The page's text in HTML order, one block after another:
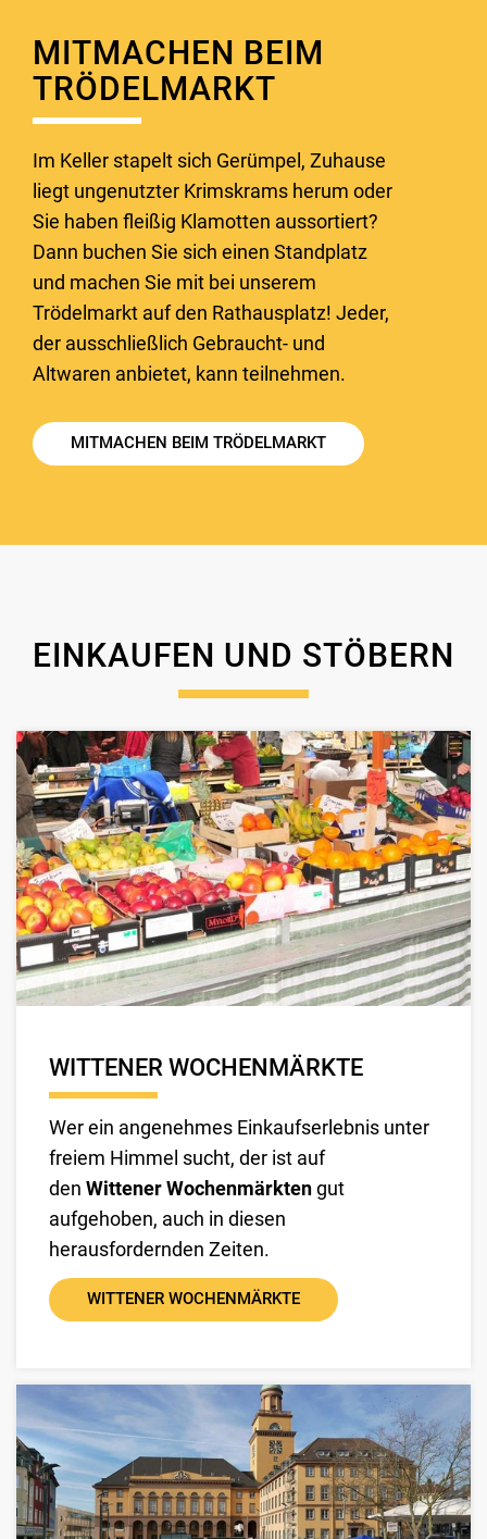
MITMACHEN BEIM
TRÖDELMARKT
Im Keller stapelt sich Gerümpel, Zuhause
liegt ungenutzter Krimskrams herum oder
Sie haben fleißig Klamotten aussortiert?
Dann buchen Sie sich einen Standplatz
und machen Sie mit bei unserem
Trödelmarkt auf den Rathausplatz! Jeder,
der ausschließlich Gebraucht- und
Altwaren anbietet, kann teilnehmen.
MITMACHEN BEIM TRÖDELMARKT
EINKAUFEN UND STÖBERN
WITTENER WOCHENMÄRKTE
Wer ein angenehmes Einkaufserlebnis unter
freiem Himmel sucht, der ist auf
den Wittener Wochenmärkten gut
aufgehoben, auch in diesen
herausfordernden Zeiten.
WITTENER WOCHENMÄRKTE